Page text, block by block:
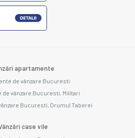
apartamente
de vânzare Bucuresti
de vânzare Bucuresti, Militari
Bucuresti, Drumul Taberei
case vile